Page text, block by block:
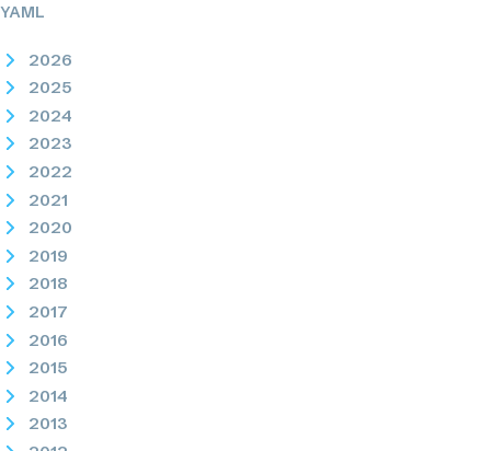
YAML
2026
2025
2024
2023
2022
2021
2020
2019
2018
2017
2016
2015
2014
2013